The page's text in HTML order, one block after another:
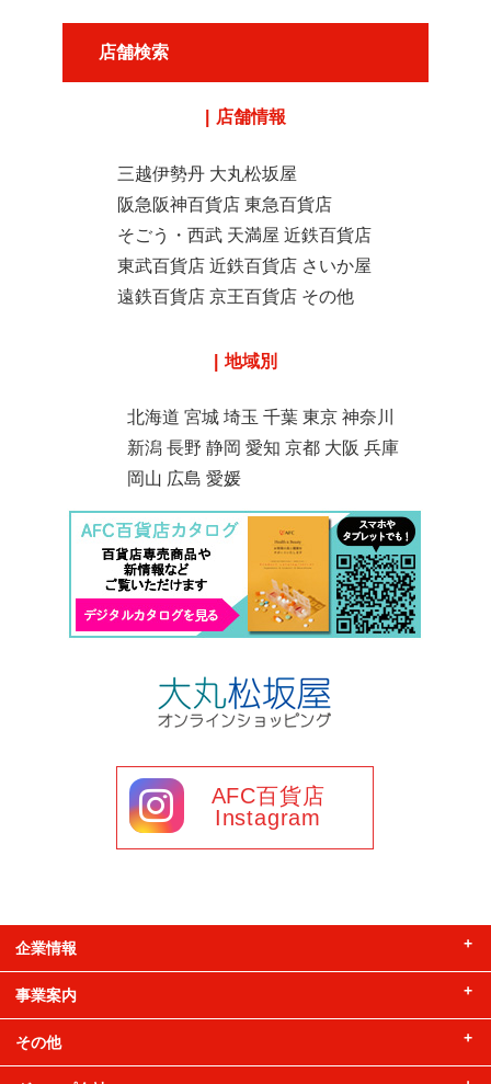
店舗検索
店舗情報
三越伊勢丹 大丸松坂屋
阪急阪神百貨店 東急百貨店
そごう・西武 天満屋 近鉄百貨店
東武百貨店 近鉄百貨店 さいか屋
遠鉄百貨店 京王百貨店 その他
地域別
北海道 宮城 埼玉 千葉 東京 神奈川
新潟 長野 静岡 愛知 京都 大阪 兵庫
岡山 広島 愛媛
AFC百貨店
Instagram
企業情報
企業情報
経営者メッセージ
事業案内
事業案内
その他